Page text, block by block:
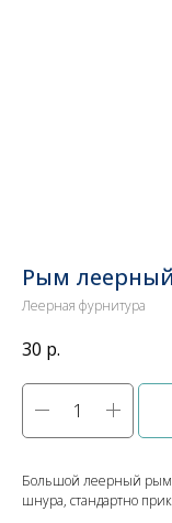
Рым
Леерная фурнитура
30 р.
Большой леерный рым
шнура, стандартно